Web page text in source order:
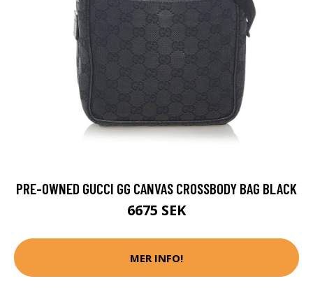
PRE-OWNED GUCCI GG CANVAS CROSSBODY BAG BLACK
6675 SEK
MER INFO!